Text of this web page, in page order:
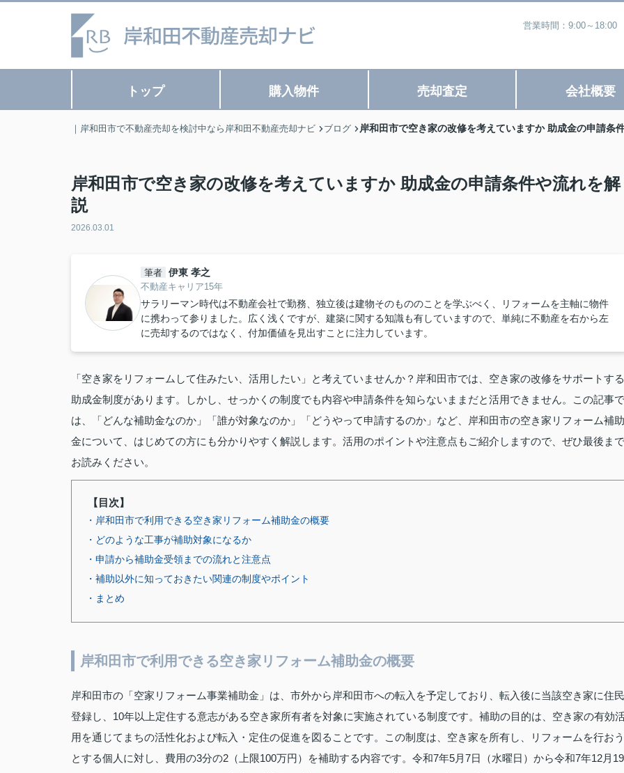
営業時間：9:00～18:00
トップ 購入物件 売却査定 会社概要
｜岸和田市で不動産売却を検討中なら岸和田不動産売却ナビ ブログ 岸和田市で空き家の改修を考えていますか 助成金の申請条
岸和田市で空き家の改修を考えていますか 助成金の申請条件や流れを解
説
2026.03.01
筆者 伊東 孝之
不動産キャリア15年
サラリーマン時代は不動産会社で勤務、独立後は建物そのもののことを学ぶべく、リフォームを主軸に物件
に携わって参りました。広く浅くですが、建築に関する知識も有していますので、単純に不動産を右から左
に売却するのではなく、付加価値を見出すことに注力しています。
「空き家をリフォームして住みたい、活用したい」と考えていませんか？岸和田市では、空き家の改修をサポートする
助成金制度があります。しかし、せっかくの制度でも内容や申請条件を知らないままだと活用できません。この記事で
は、「どんな補助金なのか」「誰が対象なのか」「どうやって申請するのか」など、岸和田市の空き家リフォーム補助
金について、はじめての方にも分かりやすく解説します。活用のポイントや注意点もご紹介しますので、ぜひ最後まで
お読みください。
【目次】
・岸和田市で利用できる空き家リフォーム補助金の概要
・どのような工事が補助対象になるか
・申請から補助金受領までの流れと注意点
・補助以外に知っておきたい関連の制度やポイント
・まとめ
岸和田市で利用できる空き家リフォーム補助金の概要
岸和田市の「空家リフォーム事業補助金」は、市外から岸和田市への転入を予定しており、転入後に当該空き家に住民
登録し、10年以上定住する意志がある空き家所有者を対象に実施されている制度です。補助の目的は、空き家の有効
用を通じてまちの活性化および転入・定住の促進を図ることです。この制度は、空き家を所有し、リフォームを行おう
とする個人に対し、費用の3分の2（上限100万円）を補助する内容です。令和7年5月7日（水曜日）から令和7年12月19